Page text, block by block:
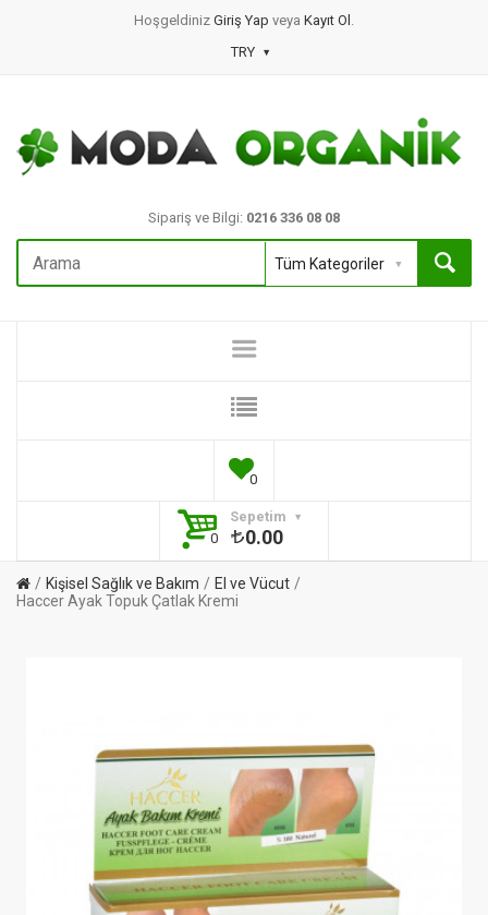
Hoşgeldiniz Giriş Yap veya Kayıt Ol .
TRY
Sipariş ve Bilgi: 0216 336 08 08
0
Sepetim
0
0.00
Kişisel Sağlık ve Bakım
El ve Vücut
Haccer Ayak Topuk Çatlak Kremi